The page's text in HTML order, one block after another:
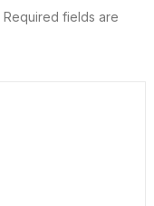
Required fields are